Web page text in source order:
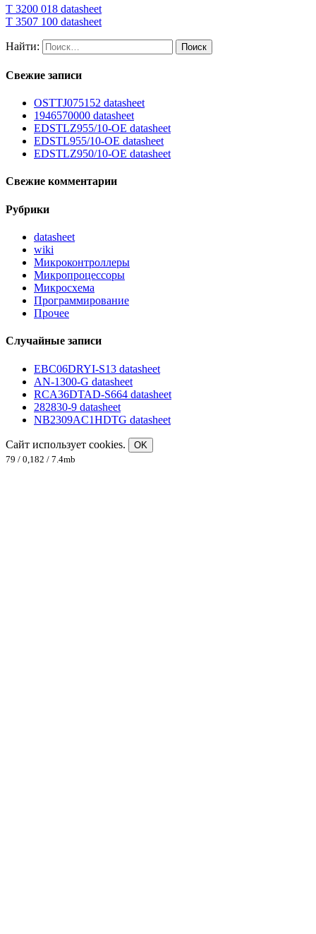
T 3200 018 datasheet
T 3507 100 datasheet
Найти:
Свежие записи
OSTTJ075152 datasheet
1946570000 datasheet
EDSTLZ955/10-OE datasheet
EDSTL955/10-OE datasheet
EDSTLZ950/10-OE datasheet
Свежие комментарии
Рубрики
datasheet
wiki
Микроконтроллеры
Микропроцессоры
Микросхема
Программирование
Прочее
Случайные записи
EBC06DRYI-S13 datasheet
AN-1300-G datasheet
RCA36DTAD-S664 datasheet
282830-9 datasheet
NB2309AC1HDTG datasheet
Сайт использует cookies.
OK
79 / 0,182 / 7.4mb